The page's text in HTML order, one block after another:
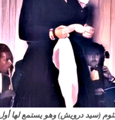
(سيد درويش) وهو يستمع لها